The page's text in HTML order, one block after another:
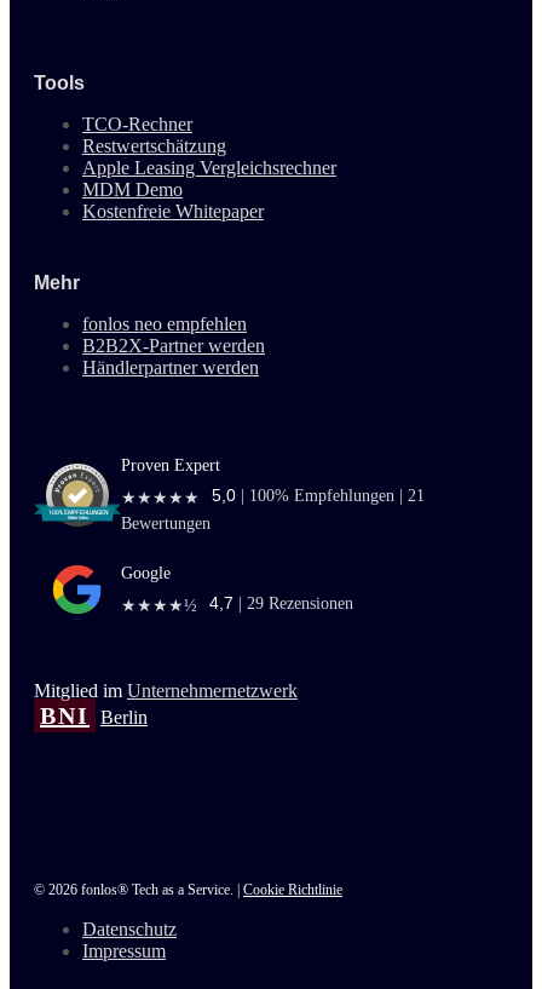
Tools
TCO-Rechner
Restwertschätzung
Apple Leasing Vergleichsrechner
MDM Demo
Kostenfreie Whitepaper
Mehr
fonlos neo empfehlen
B2B2X-Partner werden
Händlerpartner werden
Proven Expert
★★★★★
5,0 100% Empfehlungen | 21
Bewertungen
Google
★★★★½
4,7 29 Rezensionen
Mitglied im Unternehmernetzwerk
BNI Berlin
© 2026 fonlos® Tech as a Service. | Cookie Richtlinie
Datenschutz
Impressum